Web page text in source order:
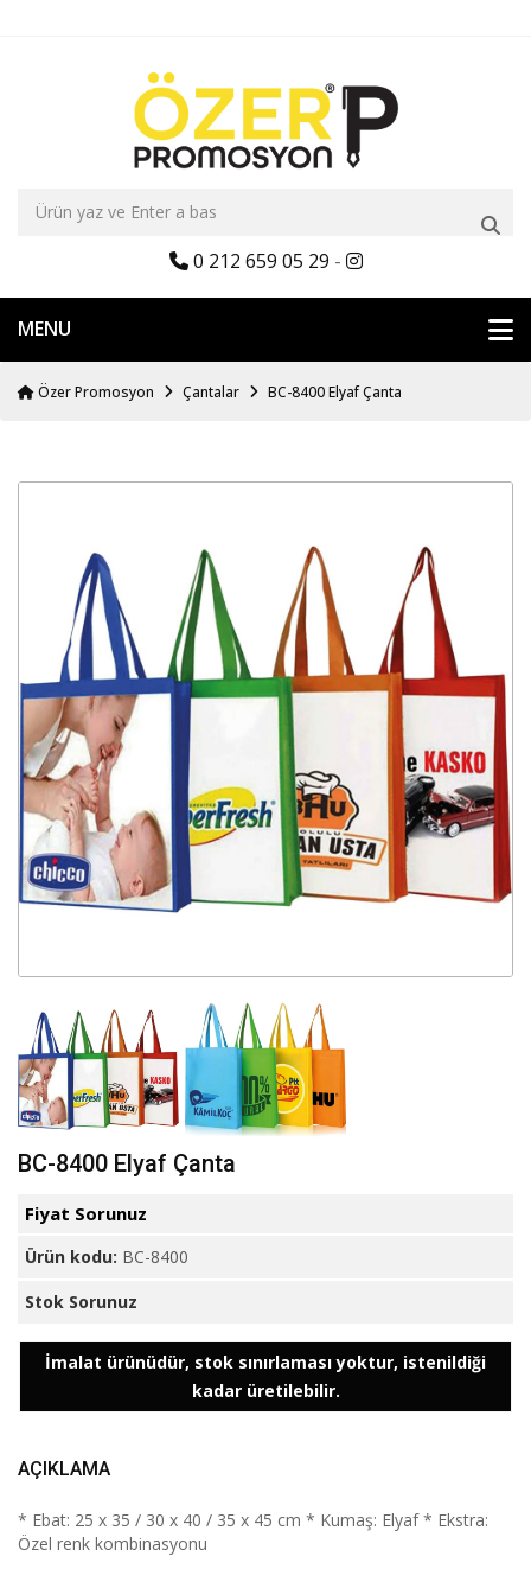
0 212 659 05 29 -
MENU
Özer Promosyon Çantalar BC-8400 Elyaf Çanta
BC-8400 Elyaf Çanta
Fiyat Sorunuz
Ürün kodu: BC-8400
Stok Sorunuz
İmalat ürünüdür, stok sınırlaması yoktur, istenildiği
kadar üretilebilir.
AÇIKLAMA
* Ebat: 25 x 35 / 30 x 40 / 35 x 45 cm * Kumaş: Elyaf * Ekstra:
Özel renk kombinasyonu